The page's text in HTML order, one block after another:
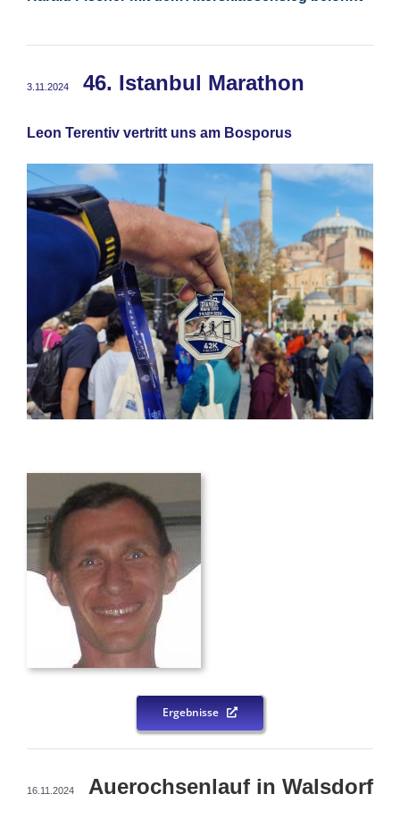
3.11.2024 46. Istanbul Marathon
Leon Terentiv vertritt uns am Bosporus
Ergebnisse
16.11.2024 Auerochsenlauf in Walsdorf